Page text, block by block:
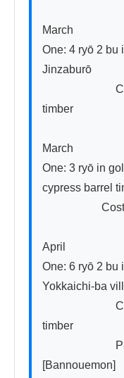
March
One: 4 ryō 2 bu
Jinzaburō
timber
March
One: 3 ryō in
cypress barrel
April
One: 6 ryō 2 bu
Yokkaichi-ba
timber
[Bannouemon]